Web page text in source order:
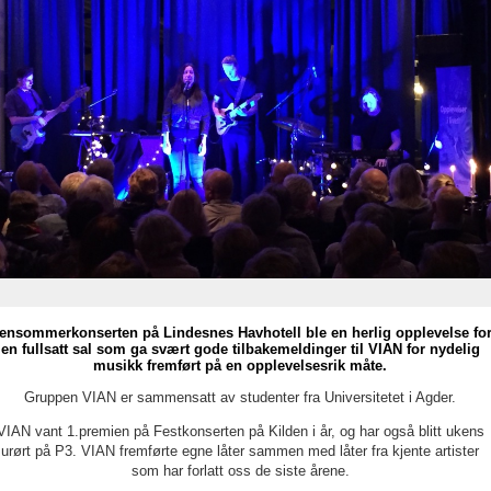
på Lindesnes Havhotell ble en herlig opplevelse for
en fullsatt sal som ga svært gode tilbakemeldinger til VIAN for nydelig
musikk fremført på en opplevelsesrik måte.
Gruppen VIAN er sammensatt av studenter fra Universitetet i Agder.
vant 1.premien på Festkonserten på Kilden i år, og har også blitt ukens
urørt på P3. VIAN fremførte egne låter sammen med låter fra kjente artister
som har forlatt oss de siste årene.